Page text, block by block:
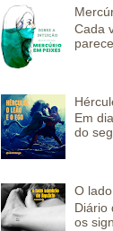
Cada
Em
do
O
Diário
os